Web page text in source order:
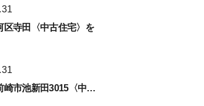
区寺田〈中古住宅〉を
崎市池新田3015〈中…